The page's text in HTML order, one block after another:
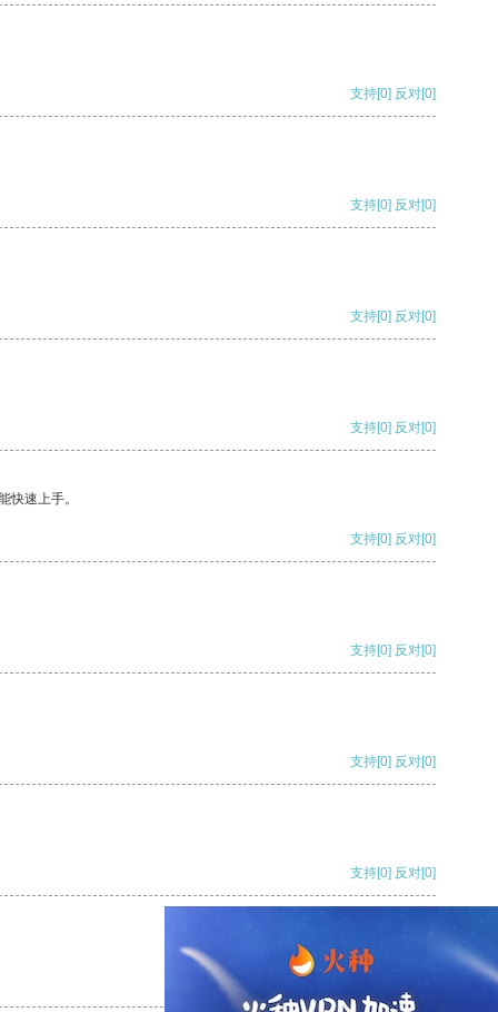
支持[0] 反对[0]
支持[0] 反对[0]
支持[0] 反对[0]
支持[0] 反对[0]
快速上手。
支持[0] 反对[0]
支持[0] 反对[0]
支持[0] 反对[0]
支持[0] 反对[0]